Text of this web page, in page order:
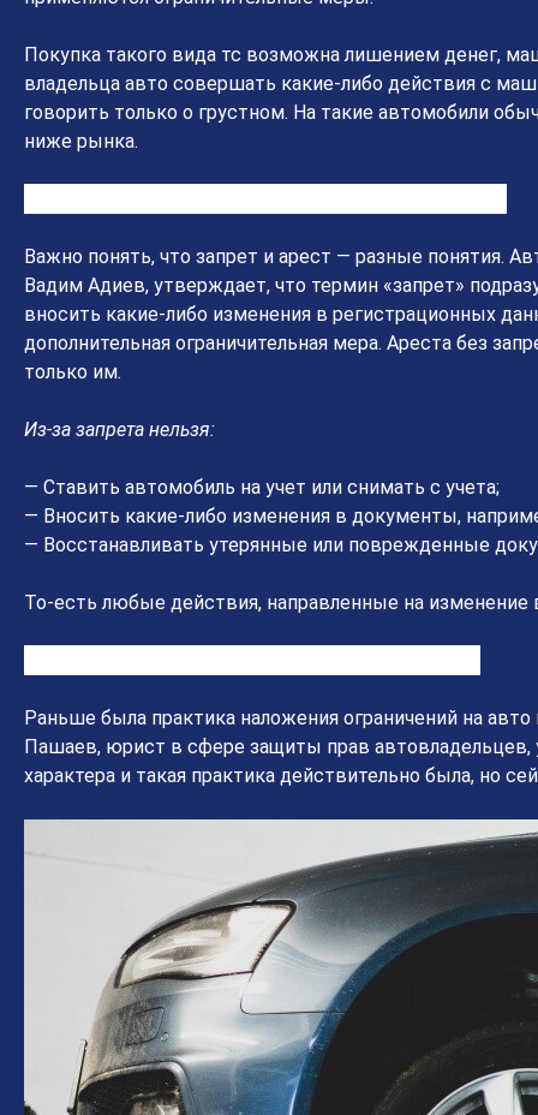
Покупка такого вида тс возможна лишением денег,
владельца авто совершать какие-либо действия с
говорить только о грустном. На такие автомобили
ниже рынка.
Важно понять, что запрет и арест — разные понятия.
Вадим Адиев, утверждает, что термин «запрет»
вносить какие-либо изменения в регистрационных
дополнительная ограничительная мера. Ареста без
только им.
Из-за запрета нельзя:
— Ставить автомобиль на учет или снимать с учета;
— Вносить какие-либо изменения в документы,
— Восстанавливать утерянные или поврежденные
То-есть любые действия, направленные на
Раньше была практика наложения ограничений на
Пашаев, юрист в сфере защиты прав автовладельцев,
характера и такая практика действительно была, но